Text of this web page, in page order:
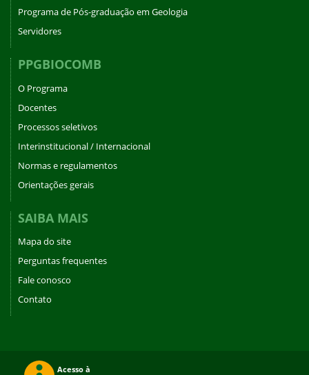
Programa de Pós-graduação em Geologia
Servidores
PPGBIOCOMB
O Programa
Docentes
Processos seletivos
Interinstitucional / Internacional
Normas e regulamentos
Orientações gerais
SAIBA MAIS
Mapa do site
Perguntas frequentes
Fale conosco
Contato